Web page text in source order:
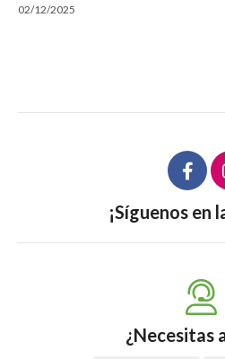
02/12/2025
¡Síguenos en
¿Necesitas